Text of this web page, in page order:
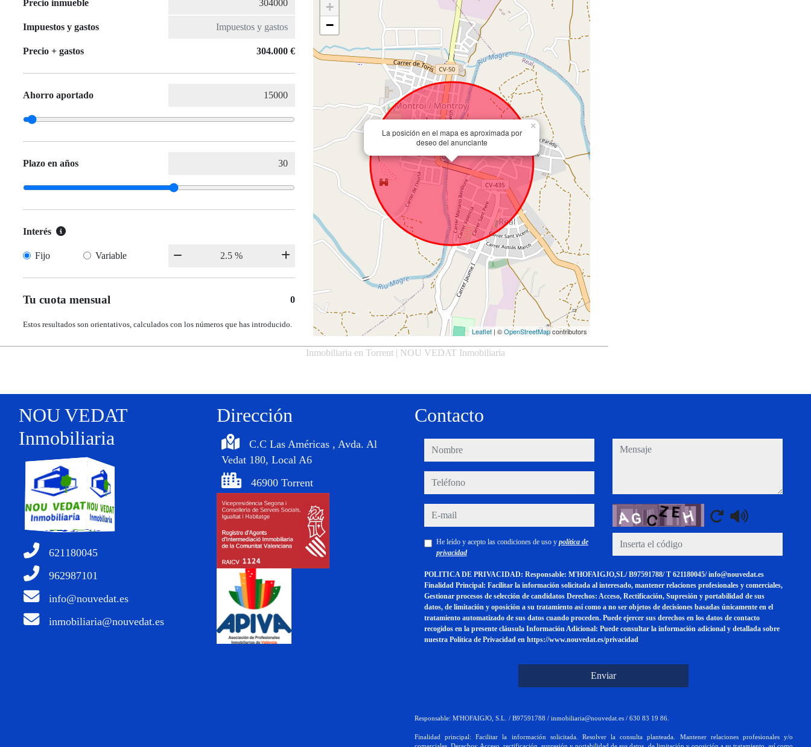
Precio inmueble
Impuestos y gastos
Precio + gastos 304.000 €
Ahorro aportado
Plazo en años
Interés
Fijo Variable
Tu cuota mensual 0
Estos resultados son orientativos, calculados con los números que has introducido.
La posición en el mapa es aproximada por
deseo del anunciante
×
+
−
Leaflet | ©OpenStreetMapcontributors
Inmobiliaria en Torrent | NOU VEDAT Inmobiliaria
NOU VEDAT
Inmobiliaria
621180045
962987101
info@nouvedat.es
inmobiliaria@nouvedat.es
Dirección
C.C Las Américas , Avda. Al
Vedat 180, Local A6
46900 Torrent
Contacto
nombre
teléfono
e-mail
He leído y acepto las condiciones de uso y política de
privacidad
mensaje
Captcha
POLITICA DE PRIVACIDAD: Responsable: M'HOFAIGJO,SL/ B97591788/ T 621180045/ info@nouvedat.es
Finalidad Principal: Facilitar la información solicitada al interesado, mantener relaciones profesionales y comerciales,
Gestionar procesos de selección de candidatos Derechos: Acceso, Rectificación, Supresión y portabilidad de sus
datos, de limitación y oposición a su tratamiento así como a no ser objetos de decisiones basadas únicamente en el
tratamiento automatizado de sus datos cuando proceden. Puede ejercer sus derechos en los datos de contacto
recogidos en la presente cláusula Información Adicional: Puede consultar la información adicional y detallada sobre
nuestra Política de Privacidad en https://www.nouvedat.es/privacidad
Enviar
Responsable: M'HOFAIGJO, S.L. / B97591788 / inmobiliaria@nouvedat.es / 630 83 19 86.
Finalidad principal: Facilitar la información solicitada. Resolver la consulta planteada. Mantener relaciones profesionales y/o